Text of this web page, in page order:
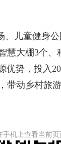
、儿童健身
慧大棚3个
优势，投入
带动乡村旅游
手机上查看当前页